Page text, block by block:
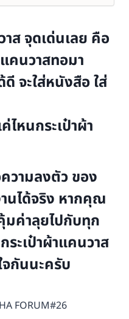
ส จุดเด่นเลย คือ
คนวาสทอมา
จะใส่หนังสือ ใส่
หนกระเป๋าผ้า
วามลงตัว ของ
นได้จริง หากคุณ
มค่าลุยไปกับทุก
ะเป๋าผ้าแคนวาส
จกันนะครับ